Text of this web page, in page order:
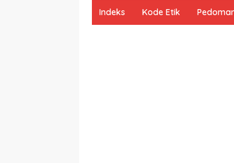
Indeks Kode Etik